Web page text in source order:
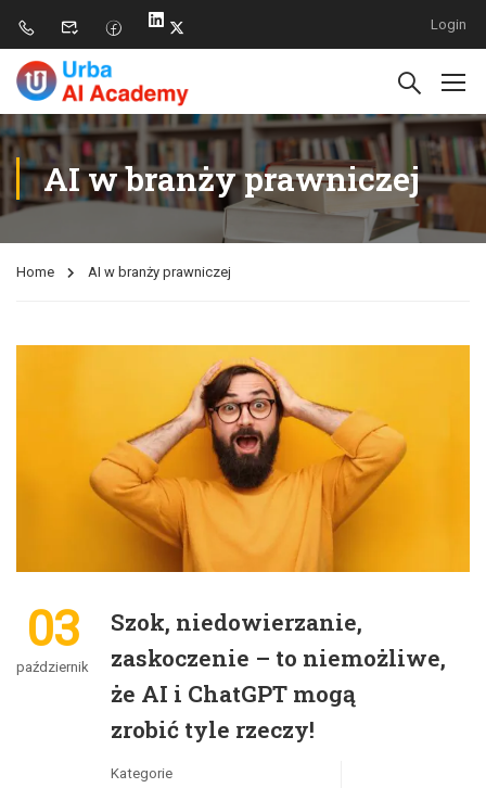
Login
AI w branży prawniczej
Home AI w branży prawniczej
03
październik
Szok, niedowierzanie,
zaskoczenie – to niemożliwe,
że AI i ChatGPT mogą
zrobić tyle rzeczy!
Kategorie